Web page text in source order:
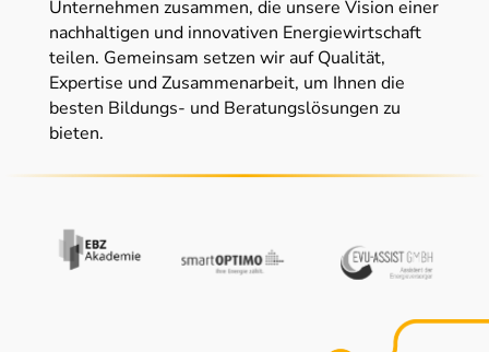
Unternehmen zusammen, die unsere Vision einer
nachhaltigen und innovativen Energiewirtschaft
teilen. Gemeinsam setzen wir auf Qualität,
Expertise und Zusammenarbeit, um Ihnen die
besten Bildungs- und Beratungslösungen zu
bieten.